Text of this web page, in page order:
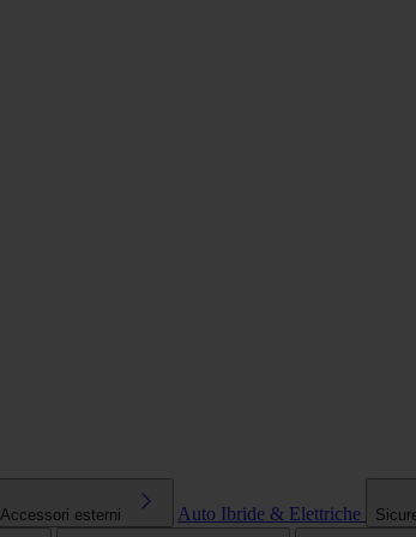
Accessori esterni Auto Ibride & Elettriche